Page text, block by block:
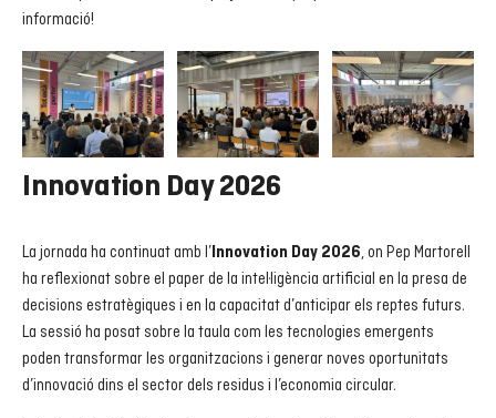
informació!
Innovation Day 2026
La jornada ha continuat amb l’ Innovation Day 2026, on Pep Martorell
ha reflexionat sobre el paper de la intel·ligència artificial en la presa de
decisions estratègiques i en la capacitat d’anticipar els reptes futurs.
La sessió ha posat sobre la taula com les tecnologies emergents
poden transformar les organitzacions i generar noves oportunitats
d’innovació dins el sector dels residus i l’economia circular.